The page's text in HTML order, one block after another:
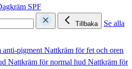
SPF
Tillbaka
Se alla
anti-pigmentNattkräm för fet och oren
Nattkräm för normal hud Nattkräm för